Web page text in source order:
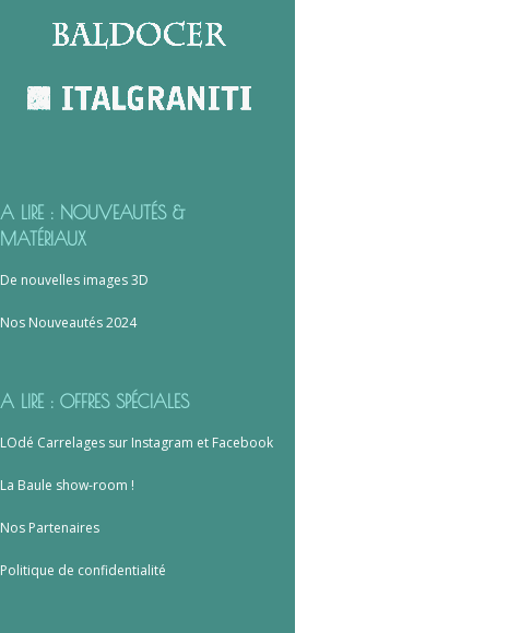
A LIRE : NOUVEAUTÉS &
MATÉRIAUX
De nouvelles images 3D
Nos Nouveautés 2024
A LIRE : OFFRES SPÉCIALES
LOdé Carrelages sur Instagram et Facebook
La Baule show-room !
Nos Partenaires
Politique de confidentialité